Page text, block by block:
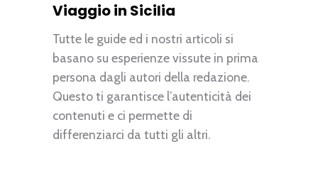
Viaggio in Sicilia
Tutte le guide ed i nostri articoli si
basano su esperienze vissute in prima
persona dagli autori della redazione.
Questo ti garantisce l’autenticità dei
contenuti e ci permette di
differenziarci da tutti gli altri.